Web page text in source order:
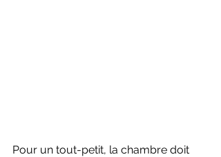
Pour un tout-petit, la chambre doit